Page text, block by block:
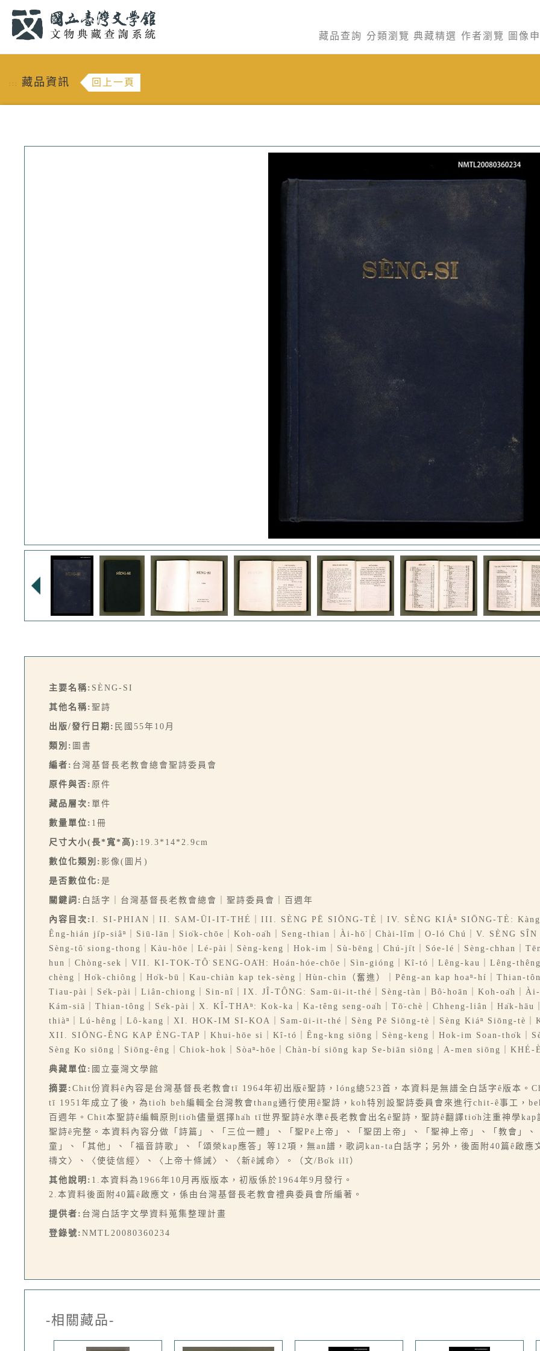
藏品查詢 分類瀏覽 典藏精選 作者瀏覽 圖像
::: 藏品資訊 回上一頁
主要名稱: SÈNG-SI
其他名稱: 聖詩
出版/發行日期: 民國55年10月
類別: 圖書
編者: 台灣基督長老教會總會聖詩委員會
原件與否: 原件
藏品層次: 單件
數量單位: 1冊
尺寸大小(長*寬*高): 19.3*14*2.9cm
數位化類別: 影像(圖片)
是否數位化: 是
關鍵詞: 白話字｜台灣基督長老教會總會｜聖詩委員會｜百週年
內容目次: I. SI-PHIAN｜II. SAM-ŪI-IT-THÉ｜III. SÈNG PĒ SIŌNG-TÈ｜IV. SÈNG KIÁⁿ SIŌNG-TÈ: Kàng-
Êng-hián ji̍p-siâⁿ｜Siū-lān｜Sio̍k-chōe｜Koh-oa̍h｜Seng-thian｜Ài-hō͘｜Chài-lîm｜O-ló Chú｜V. SÈNG
Sèng-tô͘ siong-thong｜Kàu-hōe｜Lé-pài｜Sèng-keng｜Hok-im｜Sù-bēng｜Chú-ji̍t｜Sóe-lé｜Sèng-chhan｜
hun｜Chòng-sek｜VII. KI-TOK-TÔ͘ SENG-OA̍H: Hoán-hóe-chōe｜Sìn-gióng｜Kî-tó｜Lêng-kau｜Lêng-
chèng｜Ho̍k-chiông｜Ho̍k-bū｜Kau-chiàn kap tek-sèng｜Hùn-chìn（奮進）｜Pêng-an kap hoaⁿ-hí｜Thian-
Tiau-pài｜Se̍k-pài｜Liân-chiong｜Sin-nî｜IX. JÎ-TÔNG: Sam-ūi-it-thé｜Sèng-tàn｜Bô͘-hoān｜Koh-oa̍h｜
Kám-siā｜Thian-tông｜Se̍k-pài｜X. KÎ-THAⁿ: Kok-ka｜Ka-têng seng-oa̍h｜Tō͘-chè｜Chheng-liân｜Ha̍k-hāu
thiàⁿ｜Lú-hêng｜Lô-kang｜XI. HOK-IM SI-KOA｜Sam-ūi-it-thé｜Sèng Pē Siōng-tè｜Sèng Kiáⁿ Siōng-tè｜
XII. SIŌNG-ÊNG KAP ÈNG-TAP｜Khui-hōe si｜Kî-tó｜Êng-kng siōng｜Sèng-keng｜Hok-im Soan-tho̍k｜
Sèng Ko siōng｜Siōng-êng｜Chiok-hok｜Sòaⁿ-hōe｜Chàn-bí siōng kap Se-biān siōng｜A-men siōng｜KHÉ-
典藏單位: 國立臺灣文學館
摘要: Chit份資料ê內容是台灣基督長老教會tī 1964年初出版ê聖詩，lóng總523首，本資料是無譜全白話字ê版本。
tī 1951年成立了後，為tio̍h beh編輯全台灣教會thang通行使用ê聖詩，koh特別設聖詩委員會來進行chit-ê事工，
百週年。Chit本聖詩ê編輯原則tio̍h儘量選擇ha̍h tī世界聖詩ê水準ê長老教會出名ê聖詩，聖詩ê翻譯tio̍h注重神學
聖詩ê完整。本資料內容分做「詩篇」、「三位一體」、「聖Pē上帝」、「聖囝上帝」、「聖神上帝」、「教會」
童」、「其他」、「福音詩歌」、「頌榮kap應答」等12項，無an譜，歌詞kan-ta白話字；另外，後面附40篇ê啟
禱文〉、〈使徒信經〉、〈上帝十條誡〉、〈新ê誡命〉。（文/Bo̍k ilī）
其他說明: 1.本資料為1966年10月再版版本，初版係於1964年9月發行。
2.本資料後面附40篇ê啟應文，係由台灣基督長老教會禮典委員會所編著。
提供者: 台灣白話字文學資料蒐集整理計畫
登錄號: NMTL20080360234
-相關藏品-